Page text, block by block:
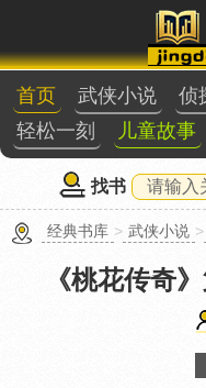
首页 武侠小说 侦
轻松一刻
儿童故事
找书
经典书库 > 武侠小说 >
《桃花传奇》